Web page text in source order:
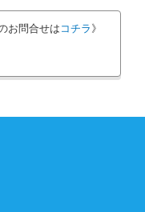
お問合せはコチラ》